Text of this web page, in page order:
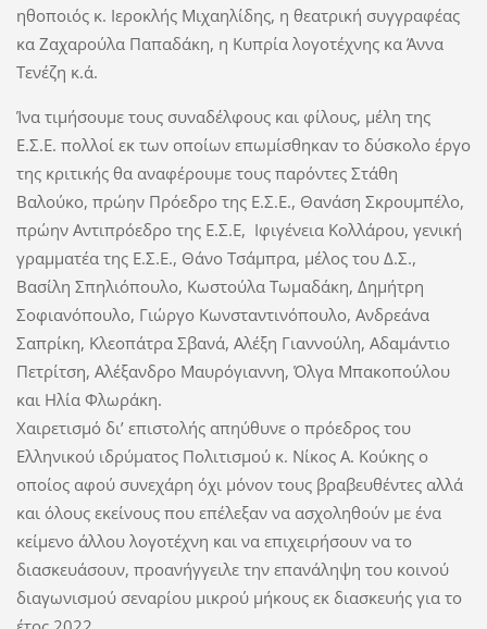
ηθοποιός κ. Ιεροκλής Μιχαηλίδης, η θεατρική συγγραφέας
κα Ζαχαρούλα Παπαδάκη, η Κυπρία λογοτέχνης κα Άννα
Τενέζη κ.ά.
Ίνα τιμήσουμε τους συναδέλφους και φίλους, μέλη της
Ε.Σ.Ε. πολλοί εκ των οποίων επωμίσθηκαν το δύσκολο έργο
της κριτικής θα αναφέρουμε τους παρόντες Στάθη
Βαλούκο, πρώην Πρόεδρο της Ε.Σ.Ε., Θανάση Σκρουμπέλο,
πρώην Αντιπρόεδρο της Ε.Σ.Ε, Ιφιγένεια Κολλάρου, γενική
γραμματέα της Ε.Σ.Ε., Θάνο Τσάμπρα, μέλος του Δ.Σ.,
Βασίλη Σπηλιόπουλο, Κωστούλα Τωμαδάκη, Δημήτρη
Σοφιανόπουλο, Γιώργο Κωνσταντινόπουλο, Ανδρεάνα
Σαπρίκη, Κλεοπάτρα Σβανά, Αλέξη Γιαννούλη, Αδαμάντιο
Πετρίτση, Αλέξανδρο Μαυρόγιαννη, Όλγα Μπακοπούλου
και Ηλία Φλωράκη.
Χαιρετισμό δι’ επιστολής απηύθυνε ο πρόεδρος του
Ελληνικού ιδρύματος Πολιτισμού κ. Νίκος Α. Κούκης ο
οποίος αφού συνεχάρη όχι μόνον τους βραβευθέντες αλλά
και όλους εκείνους που επέλεξαν να ασχοληθούν με ένα
κείμενο άλλου λογοτέχνη και να επιχειρήσουν να το
διασκευάσουν, προανήγγειλε την επανάληψη του κοινού
διαγωνισμού σεναρίου μικρού μήκους εκ διασκευής για το